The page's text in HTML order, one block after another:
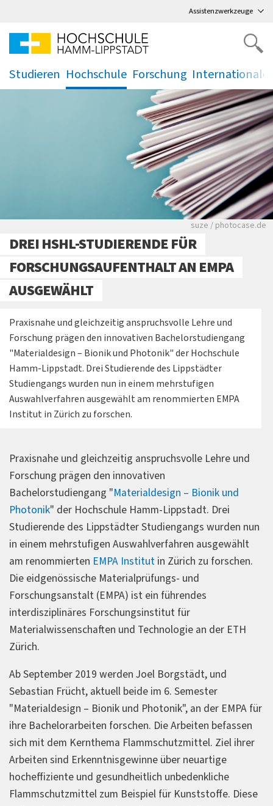
Assistenzwerkzeuge
Studieren
.
Hochschule
.
Forschung
. .
Viele Zeitungen.
suze / photocase.de
DREI HSHL-STUDIERENDE FÜR
FORSCHUNGSAUFENTHALT AN EMPA
AUSGEWÄHLT
Praxisnahe und gleichzeitig anspruchsvolle Lehre und
Forschung prägen den innovativen Bachelorstudiengang
"Materialdesign – Bionik und Photonik" der Hochschule
Hamm-Lippstadt. Drei Studierende des Lippstädter
Studiengangs wurden nun in einem mehrstufigen
Auswahlverfahren ausgewählt am renommierten EMPA
Institut in Zürich zu forschen.
Praxisnahe und gleichzeitig anspruchsvolle Lehre und
Forschung prägen den innovativen
Bachelorstudiengang "Materialdesign – Bionik und
Photonik" der Hochschule Hamm-Lippstadt. Drei
Studierende des Lippstädter Studiengangs wurden nun
in einem mehrstufigen Auswahlverfahren ausgewählt
am renommierten EMPA Institut in Zürich zu forschen.
Die eidgenössische Materialprüfungs- und
Forschungsanstalt (EMPA) ist ein führendes
interdisziplinäres Forschungsinstitut für
Materialwissenschaften und Technologie an der ETH
Zürich.
Ab September 2019 werden Joel Borgstädt, und
Sebastian Frücht, aktuell beide im 6. Semester
"Materialdesign – Bionik und Photonik", an der EMPA für
ihre Bachelorarbeiten forschen. Die Arbeiten befassen
sich mit dem Kernthema Flammschutzmittel. Ziel ihrer
Arbeiten sind Erkenntnisgewinne über neuartige
hocheffiziente und gesundheitlich unbedenkliche
Flammschutzmittel zum Beispiel für Kunststoffe. Diese